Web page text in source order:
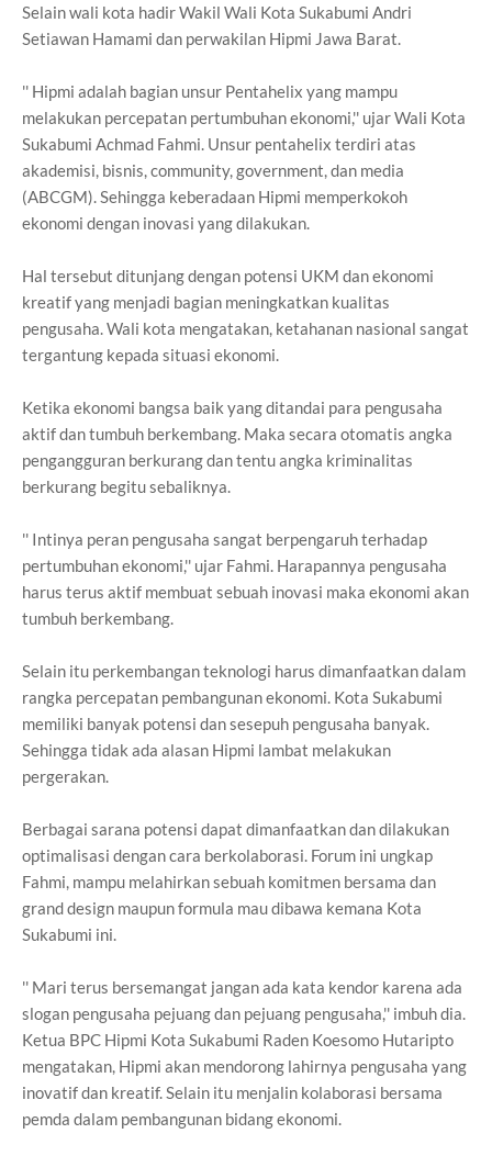
Selain wali kota hadir Wakil Wali Kota Sukabumi Andri
Setiawan Hamami dan perwakilan Hipmi Jawa Barat.
'' Hipmi adalah bagian unsur Pentahelix yang mampu
melakukan percepatan pertumbuhan ekonomi,'' ujar Wali Kota
Sukabumi Achmad Fahmi. Unsur pentahelix terdiri atas
akademisi, bisnis, community, government, dan media
(ABCGM). Sehingga keberadaan Hipmi memperkokoh
ekonomi dengan inovasi yang dilakukan.
Hal tersebut ditunjang dengan potensi UKM dan ekonomi
kreatif yang menjadi bagian meningkatkan kualitas
pengusaha. Wali kota mengatakan, ketahanan nasional sangat
tergantung kepada situasi ekonomi.
Ketika ekonomi bangsa baik yang ditandai para pengusaha
aktif dan tumbuh berkembang. Maka secara otomatis angka
pengangguran berkurang dan tentu angka kriminalitas
berkurang begitu sebaliknya.
'' Intinya peran pengusaha sangat berpengaruh terhadap
pertumbuhan ekonomi,'' ujar Fahmi. Harapannya pengusaha
harus terus aktif membuat sebuah inovasi maka ekonomi akan
tumbuh berkembang.
Selain itu perkembangan teknologi harus dimanfaatkan dalam
rangka percepatan pembangunan ekonomi. Kota Sukabumi
memiliki banyak potensi dan sesepuh pengusaha banyak.
Sehingga tidak ada alasan Hipmi lambat melakukan
pergerakan.
Berbagai sarana potensi dapat dimanfaatkan dan dilakukan
optimalisasi dengan cara berkolaborasi. Forum ini ungkap
Fahmi, mampu melahirkan sebuah komitmen bersama dan
grand design maupun formula mau dibawa kemana Kota
Sukabumi ini.
'' Mari terus bersemangat jangan ada kata kendor karena ada
slogan pengusaha pejuang dan pejuang pengusaha,'' imbuh dia.
Ketua BPC Hipmi Kota Sukabumi Raden Koesomo Hutaripto
mengatakan, Hipmi akan mendorong lahirnya pengusaha yang
inovatif dan kreatif. Selain itu menjalin kolaborasi bersama
pemda dalam pembangunan bidang ekonomi.